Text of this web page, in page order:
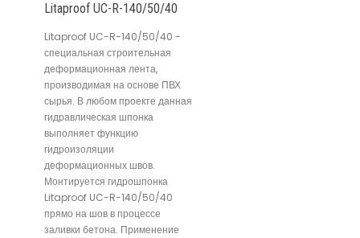
Litaproof UC-R-140/50/40
Litaproof UC-R-140/50/40 -
специальная строительная
деформационная лента,
производимая на основе ПВХ
сырья. В любом проекте данная
гидравлическая шпонка
выполняет функцию
гидроизоляции
деформационных швов.
Монтируется гидрошпонка
Litaproof UC-R-140/50/40
прямо на шов в процессе
заливки бетона. Применение